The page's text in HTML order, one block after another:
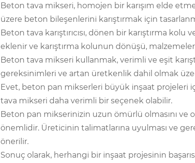
Beton tava mikseri, homojen bir karışım elde
üzere beton bileşenlerini karıştırmak için
Beton tava karıştırıcısı, dönen bir karıştırma
eklenir ve karıştırma kolunun dönüşü,
Beton tava mikseri kullanmak, verimli ve eşit
gereksinimleri ve artan üretkenlik dahil olmak
Evet, beton pan mikserleri büyük inşaat projeleri
tava mikseri daha verimli bir seçenek olabilir.
Beton pan mikserinizin uzun ömürlü olmasını ve
önemlidir. Üreticinin talimatlarına uyulması ve
önerilir.
Sonuç olarak, herhangi bir inşaat projesinin